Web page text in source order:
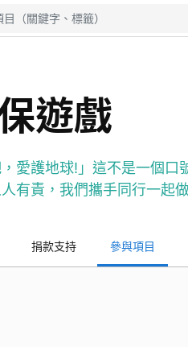
遊戲
，愛護地球!」這不是一個
有責，我們攜手同行一起
捐款支持 參與項目